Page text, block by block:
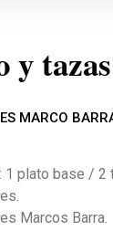
y
MARCO
1 plato base / 2
Marcos Barra.